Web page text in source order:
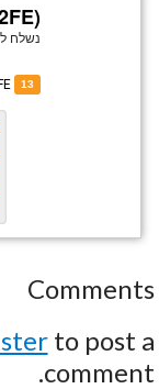
נשלח
13
Comments
to post a
comment.